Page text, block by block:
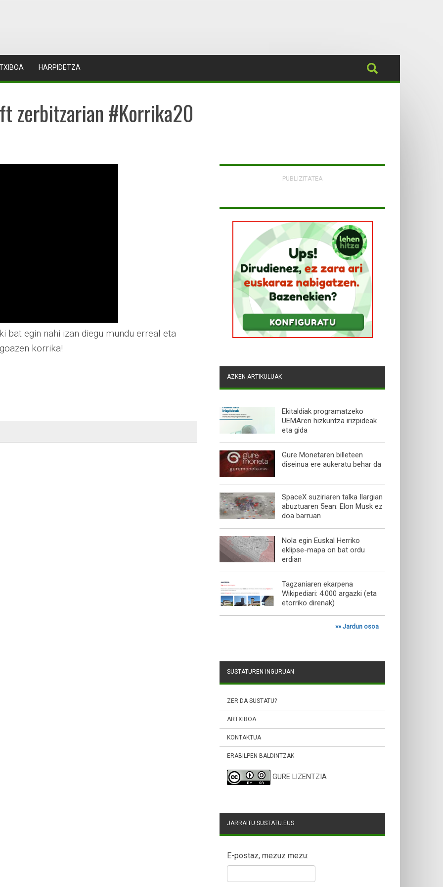
HARPIDETZA
zerbitzarian #Korrika20
bat egin nahi izan diegu mundu erreal eta
korrika!
PUBLIZITATEA
AZKEN ARTIKULUAK
Ekitaldiak programatzeko
UEMAren hizkuntza irizpideak
eta gida
Gure Monetaren billeteen
diseinua ere aukeratu behar da
SpaceX suziriaren talka Ilargian
abuztuaren 5ean: Elon Musk ez
doa barruan
Nola egin Euskal Herriko
eklipse-mapa on bat ordu
erdian
Tagzaniaren ekarpena
Wikipediari: 4.000 argazki (eta
etorriko direnak)
»»Jardun osoa
SUSTATUREN INGURUAN
ZER DA SUSTATU?
ARTXIBOA
KONTAKTUA
ERABILPEN BALDINTZAK
GURE LIZENTZIA
JARRAITU SUSTATU.EUS
E-postaz, mezuz mezu: